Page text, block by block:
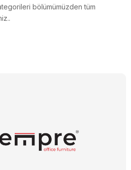
bölümümüzden tüm